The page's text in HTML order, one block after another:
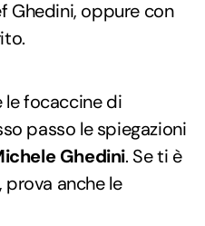
Ghedini, oppure con
le focaccine di
passo le spiegazioni
Ghedini. Se ti è
anche le